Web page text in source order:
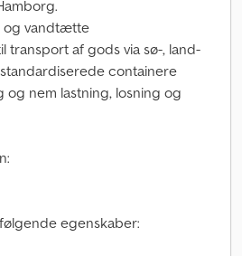
og vandtætte
transport af gods via sø-, land-
containere
nem lastning, losning og
egenskaber: